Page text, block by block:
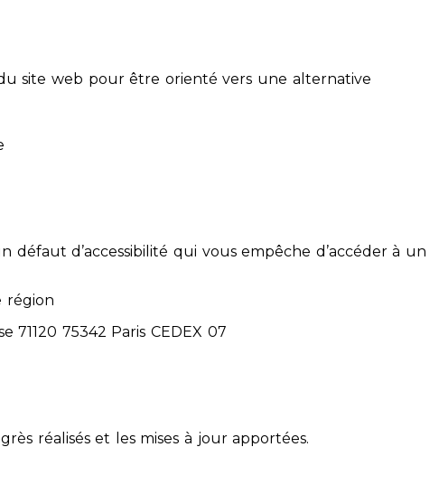
site web pour être orienté vers une alternative
d’accessibilité qui vous empêche d’accéder à un
région
75342 Paris CEDEX 07
réalisés et les mises à jour apportées.